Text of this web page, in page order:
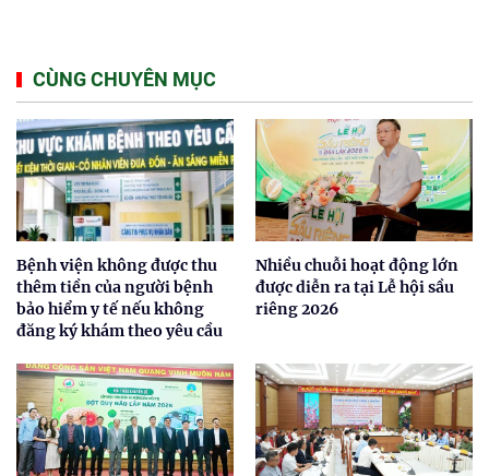
CÙNG CHUYÊN MỤC
Bệnh viện không được thu
thêm tiền của người bệnh
bảo hiểm y tế nếu không
đăng ký khám theo yêu cầu
Nhiều chuỗi hoạt động lớn
được diễn ra tại Lễ hội sầu
riêng 2026